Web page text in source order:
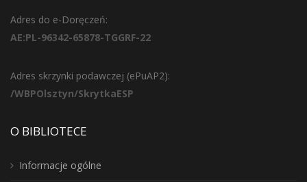
Adres do e-Doręczeń:
AE:PL-96342-65878-TGGRF-22
Adres skrzynki podawczej (ePuAP2):
/WBPOlsztyn/SkrytkaESP
O BIBLIOTECE
Informacje ogólne